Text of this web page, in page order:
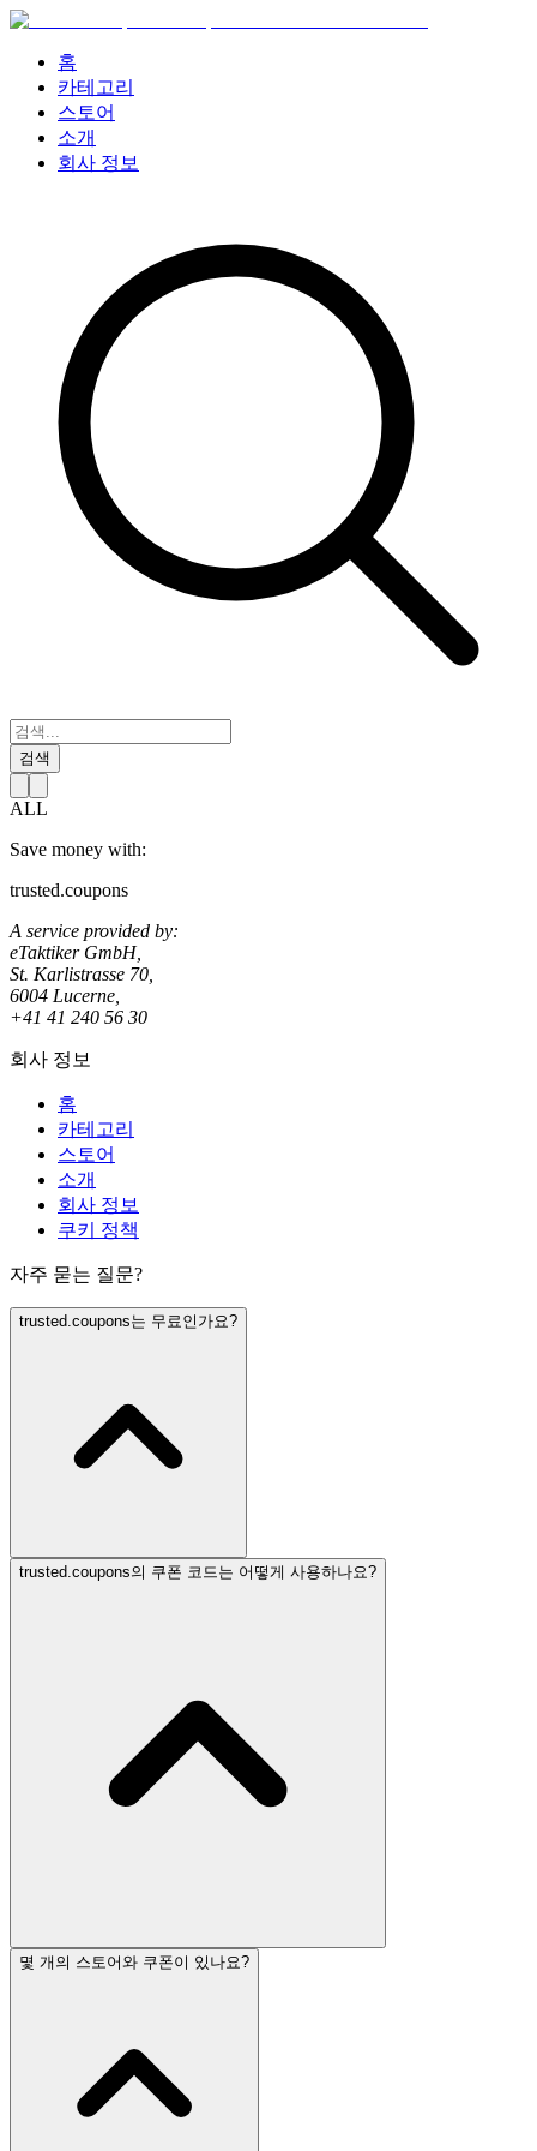
홈
카테고리
스토어
소개
회사 정보
검색
ALL
Save money with:
trusted.coupons
A service provided by:
eTaktiker GmbH,
St. Karlistrasse 70,
6004 Lucerne,
+41 41 240 56 30
회사 정보
홈
카테고리
스토어
소개
회사 정보
쿠키 정책
자주 묻는 질문?
trusted.coupons는 무료인가요?
trusted.coupons의 쿠폰 코드는 어떻게 사용하나요?
몇 개의 스토어와 쿠폰이 있나요?